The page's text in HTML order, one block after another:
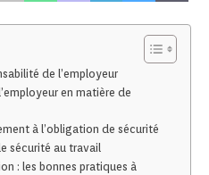
de l’employeur
en matière de
à l’obligation de sécurité
sécurité au travail
: les bonnes pratiques à